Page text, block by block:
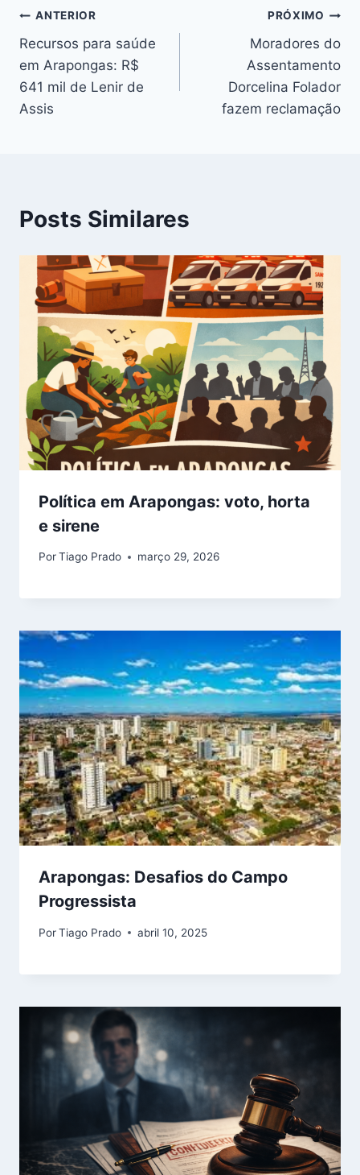
k
Navegação
de
Post
ANTERIOR
Recursos para saúde
em Arapongas: R$
641 mil de Lenir de
Assis
PRÓXIMO
Moradores do
Assentamento
Dorcelina Folador
fazem reclamação
Posts Similares
Política em Arapongas: voto, horta
e sirene
PorTiago Prado março 29, 2026
Arapongas: Desafios do Campo
Progressista
PorTiago Prado abril 10, 2025